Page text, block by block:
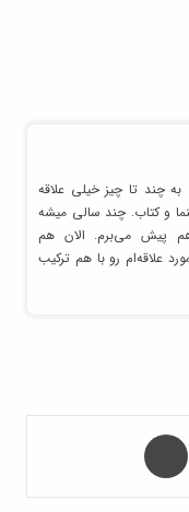
به چند تا چیز خیلی علاقه
و کتاب. چند سالی میشه
هم پیش می‌برم. الان هم
علاقه‌ام رو با هم ترکیب